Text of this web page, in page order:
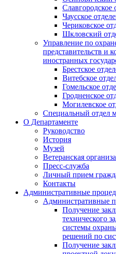
Славгородское
Чаусское
Чериковское
Шкловский
Управление по
представительств и
иностранных
Брестское
Витебское
Гомельское
Гродненское
Могилевское
Специальный отдел
О Департаменте
Руководство
История
Музей
Ветеранская
Пресс-служба
Личный прием
Контакты
Административные
Административные
Получение
технического
системы
решений по
Получение